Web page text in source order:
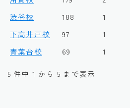
渋谷校
188 1
下高井戸校
97 1
青葉台校
69 1
5 件中 1 から 5 まで表示